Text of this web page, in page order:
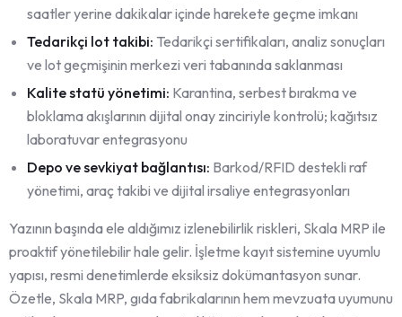
saatler yerine dakikalar içinde harekete geçme imkanı
Tedarikçi lot takibi: Tedarikçi sertifikaları, analiz sonuçları
ve lot geçmişinin merkezi veri tabanında saklanması
Kalite statü yönetimi: Karantina, serbest bırakma ve
bloklama akışlarının dijital onay zinciriyle kontrolü; kağıtsız
laboratuvar entegrasyonu
Depo ve sevkiyat bağlantısı: Barkod/RFID destekli raf
yönetimi, araç takibi ve dijital irsaliye entegrasyonları
Yazının başında ele aldığımız izlenebilirlik riskleri, Skala MRP ile
proaktif yönetilebilir hale gelir. İşletme kayıt sistemine uyumlu
yapısı, resmi denetimlerde eksiksiz dokümantasyon sunar.
Özetle, Skala MRP, gıda fabrikalarının hem mevzuata uyumunu